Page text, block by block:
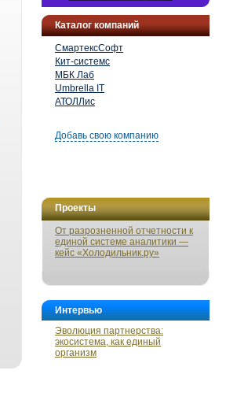
Каталог компаний
СмартексСофт
Кит-системс
МБК Лаб
Umbrella IT
АТОЛЛис
Добавь свою компанию
Проекты
От разрозненной отчетности к
единой системе аналитики —
кейс «Холодильник.ру»
Интервью
Эволюция партнерства:
экосистема, как единый
организм